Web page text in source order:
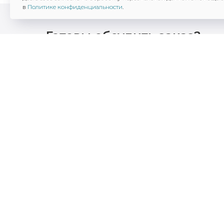
Готовы обсудить заказ?
в Политике конфиденциальности.